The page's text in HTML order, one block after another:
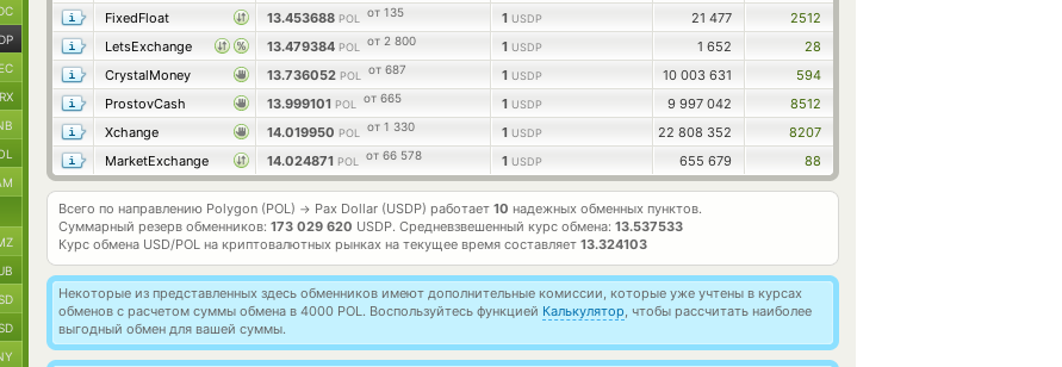
FixedFloat
13.453688 POL от 135 1 USDP 21 477
2512
LetsExchange
13.479384 POL от 2 800 1 USDP 1 652
28
CrystalMoney
13.736052 POL от 687 1 USDP 10 003 631
594
ProstovCash
13.999101 POL от 665 1 USDP 9 997 042
8512
Xchange
14.019950 POL от 1 330 1 USDP 22 808 352
8207
MarketExchange
14.024871 POL от 66 578 1 USDP 655 679 88
Всего по направлению Polygon (POL) → Pax Dollar (USDP) работает 10 надежных обменных пунктов.
Суммарный резерв обменников: 173 029 620 USDP. Средневзвешенный курс обмена: 13.537533
Курс обмена USD/POL на криптовалютных рынках на текущее время составляет 13.324103
Некоторые из представленных здесь обменников имеют дополнительные комиссии, которые уже учтены в курсах
обменов с расчетом суммы обмена в 4000 POL. Воспользуйтесь функцией Калькулятор, чтобы рассчитать наиболее
выгодный обмен для вашей суммы.